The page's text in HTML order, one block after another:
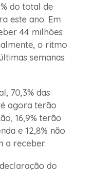
do total de
este ano. Em
44 milhões
o ritmo
semanas
70,3% das
agora terão
16,9% terão
e 12,8% não
a receber.
do